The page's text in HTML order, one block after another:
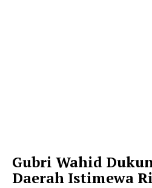
Gubri Wahid
Daerah Istimewa